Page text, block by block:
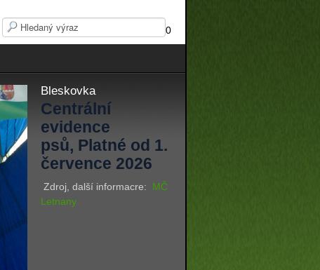
0
Bleskovka
Centrální
evidence
psů, Platné od 1.
července 2026
Zdroj, další informacre: MČ
Letnany